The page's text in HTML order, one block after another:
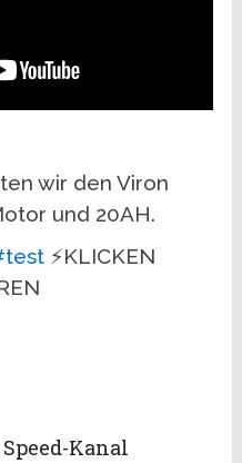
wir den Viron
und 20AH.
⚡KLICKEN
Kanal